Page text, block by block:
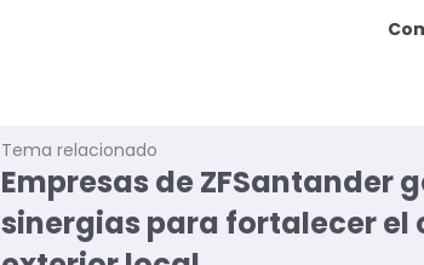
Tema relacionado
Empresas de ZFSantander
sinergias para fortalecer el